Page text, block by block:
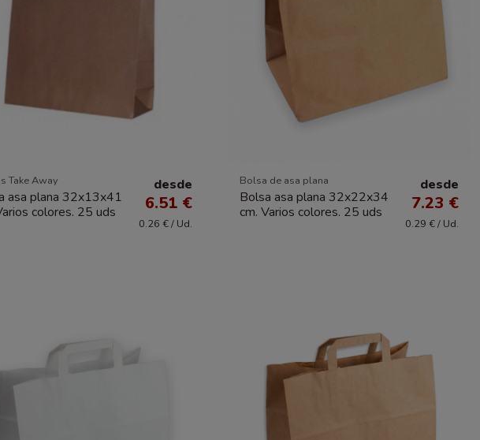
Take Away
asa plana 32x13x41
colores. 25 uds
desde
6.51 €
0.26 € / Ud.
Bolsa de asa plana
Bolsa asa plana 32x22x34
cm. Varios colores. 25 uds
desde
7.23 €
0.29 € / Ud.